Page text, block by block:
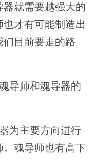
就需要越强大的
才有可能制造出
目前要走的路
导师和魂导器的
为主要方向进行
魂导师也有高下